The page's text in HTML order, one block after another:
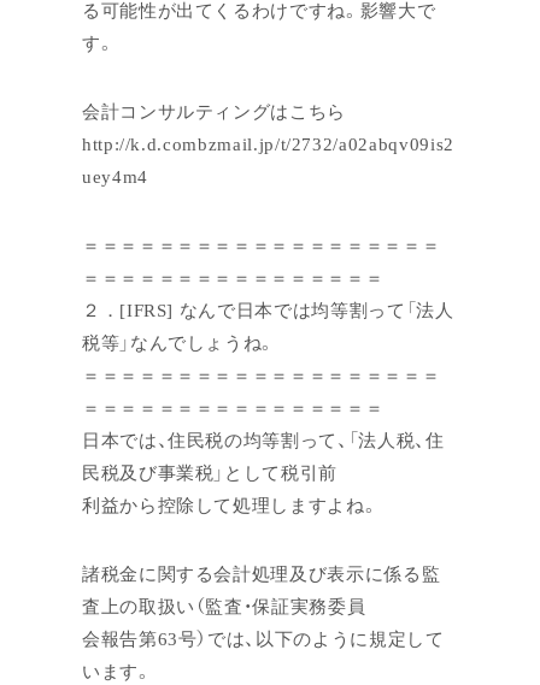
る可能性が出てくるわけですね。影響大で
す。
会計コンサルティングはこちら
http://k.d.combzmail.jp/t/2732/a02abqv09is2
uey4m4
＝＝＝＝＝＝＝＝＝＝＝＝＝＝＝＝＝＝＝
＝＝＝＝＝＝＝＝＝＝＝＝＝＝＝＝
２．[IFRS] なんで日本では均等割って「法人
税等」なんでしょうね。
＝＝＝＝＝＝＝＝＝＝＝＝＝＝＝＝＝＝＝
＝＝＝＝＝＝＝＝＝＝＝＝＝＝＝＝
日本では、住民税の均等割って、「法人税、住
民税及び事業税」として税引前
利益から控除して処理しますよね。
諸税金に関する会計処理及び表示に係る監
査上の取扱い（監査・保証実務委員
会報告第63号）では、以下のように規定して
います。